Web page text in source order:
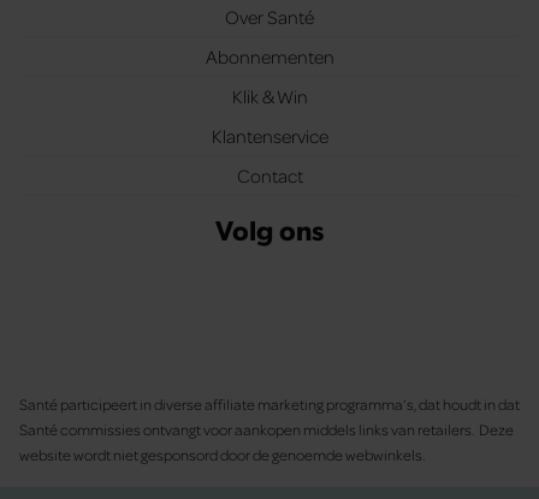
Over Santé
Abonnementen
Klik & Win
Klantenservice
Contact
Volg ons
Santé participeert in diverse affiliate marketing programma’s, dat houdt in dat
Santé commissies ontvangt voor aankopen middels links van retailers. Deze
website wordt niet gesponsord door de genoemde webwinkels.